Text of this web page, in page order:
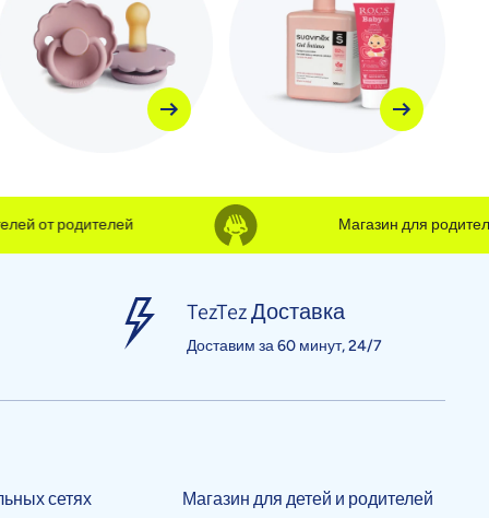
от родителей Магазин для
TezTez Доставка
Доставим за 60 минут, 24/7
сетях Магазин для детей и родителей